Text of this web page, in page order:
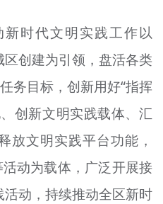
+
时代文明实践工作以
创建为引领，盘活各类
务目标，创新用好“指挥
创新文明实践载体、汇
放文明实践平台功能，
动为载体，广泛开展接
动，持续推动全区新时